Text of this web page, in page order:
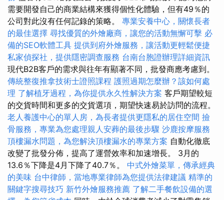
需要開發自己的商業結構來獲得個性化體驗，但有49％的
公司對此沒有任何記錄的策略。 專業安養中心，關懷長者
的最佳選擇 尋找優質的外燴廠商，讓您的活動無懈可擊 必
備的SEO軟體工具 提供到府外燴服務，讓活動更輕鬆便捷
私家偵探社，提供隱密調查服務 台南台胞證辦理詳細資訊
現代B2B客戶的需求與往年有顯著不同，批發商應考慮到。
傳統整復推拿技術士證照課程 護照過期怎麼辦？該如何處
理 了解植牙過程，為你提供永久性解決方案 客戶期望較短
的交貨時間和更多的交貨選項，期望快速易於訪問的流程。
老人養護中心的單人房，為長者提供更隱私的居住空間 撿
骨服務，專業為您處理親人安葬的最後步驟 沙鹿按摩服務
頂樓漏水問題，為您解決頂樓漏水的專業方案 自動化徹底
改變了批發分佈，提高了運營效率和加速增長。 3月的
13.6％下降是4月下降了40.7％。 中式外燴菜單，傳承經典
的美味 台中律師，當地專業律師為您提供法律建議 精準的
關鍵字搜尋技巧 新竹外燴服務推薦 了解二手餐飲設備的選